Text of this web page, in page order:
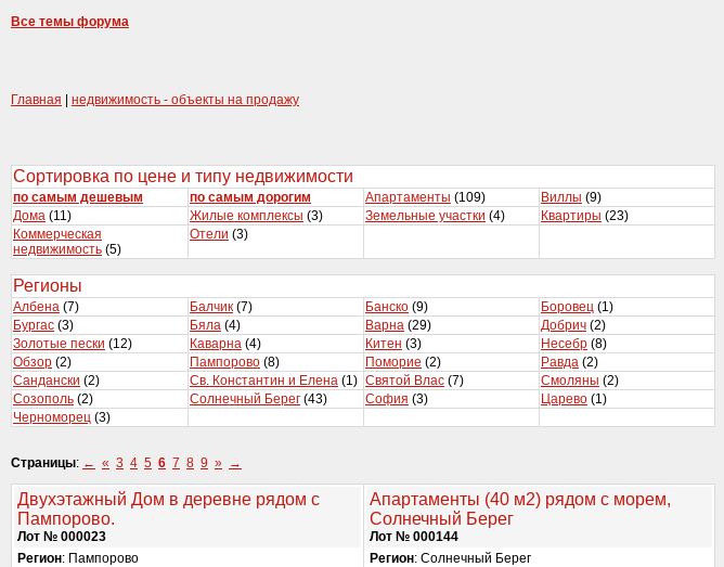
Все темы форума
Главная недвижимость - объекты на продажу
Сортировка по цене и типу недвижимости
по самым дешевым по самым дорогим Апартаменты (109) Виллы (9)
Дома (11) Жилые комплексы (3) Земельные участки (4) Квартиры (23)
Коммерческая
недвижимость (5)
Отели (3)
Регионы
Албена (7) Балчик (7) Банско (9) Боровец (1)
Бургас (3) Бяла (4) Варна (29) Добрич (2)
Золотые пески (12) Каварна (4) Китен (3) Несебр (8)
Обзор (2) Пампорово (8) Поморие (2) Равда (2)
Сандански (2) Св. Константин и Елена (1) Святой Влас (7) Смоляны (2)
Созополь (2) Солнечный Берег (43) София (3) Царево (1)
Черноморец (3)
Страницы: ← « 3 4 5 6 7 8 9 » →
Двухэтажный Дом в деревне рядом с
Пампорово.
Лот № 000023
Регион: Пампорово
Апартаменты (40 м2) рядом с морем,
Солнечный Берег
Лот № 000144
Регион: Солнечный Берег